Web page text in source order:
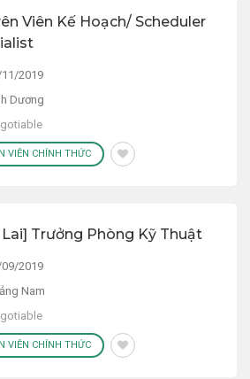
Viên Kế Hoạch/ Scheduler
2019
Dương
VIÊN CHÍNH THỨC
Lai] Trưởng Phòng Kỹ Thuật
2019
Nam
VIÊN CHÍNH THỨC